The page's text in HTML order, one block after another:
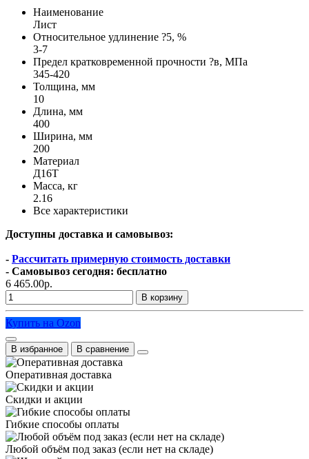
Наименование
Лист
Относительное удлинение ?5, %
3-7
Предел кратковременной прочности ?в, МПа
345-420
Толщина, мм
10
Длина, мм
400
Ширина, мм
200
Материал
Д16Т
Масса, кг
2.16
Все характеристики
Доступны доставка и самовывоз:
- Рассчитать примерную стоимость доставки
- Самовывоз сегодня: бесплатно
6 465.00р.
В корзину
Купить на Ozon
В избранное В сравнение
Оперативная доставка
Скидки и акции
Гибкие способы оплаты
Любой объём под заказ (если нет на складе)